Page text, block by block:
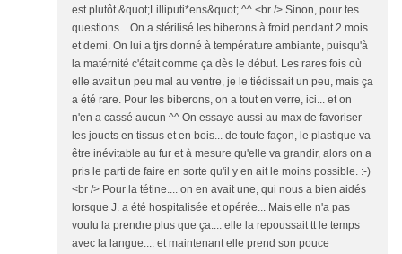
est plutôt &quot;Lilliputi*ens&quot; ^^ <br /> Sinon, pour tes
questions... On a stérilisé les biberons à froid pendant 2 mois
et demi. On lui a tjrs donné à température ambiante, puisqu'à
la matérnité c'était comme ça dès le début. Les rares fois où
elle avait un peu mal au ventre, je le tiédissait un peu, mais ça
a été rare. Pour les biberons, on a tout en verre, ici... et on
n'en a cassé aucun ^^ On essaye aussi au max de favoriser
les jouets en tissus et en bois... de toute façon, le plastique va
être inévitable au fur et à mesure qu'elle va grandir, alors on a
pris le parti de faire en sorte qu'il y en ait le moins possible. :-)
<br /> Pour la tétine.... on en avait une, qui nous a bien aidés
lorsque J. a été hospitalisée et opérée... Mais elle n'a pas
voulu la prendre plus que ça.... elle la repoussait tt le temps
avec la langue.... et maintenant elle prend son pouce